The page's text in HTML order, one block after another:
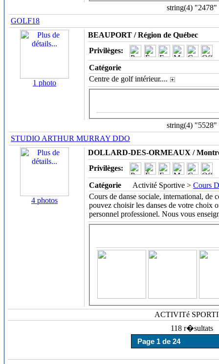
string(4) "2478"
GOLF18
1 photo
BEAUPORT / Région de Québec
Privilèges:
Catégorie
Centre de golf intérieur....
string(4) "5528"
STUDIO ARTHUR MURRAY DDO
4 photos
DOLLARD-DES-ORMEAUX /
Privilèges:
Catégorie Activité Sportive > Cours
Cours de danse sociale, international, de
pouvez choisir les danses de votre choix
personnel professionel. Nous vous
ACTIVITé
118 r�sultats